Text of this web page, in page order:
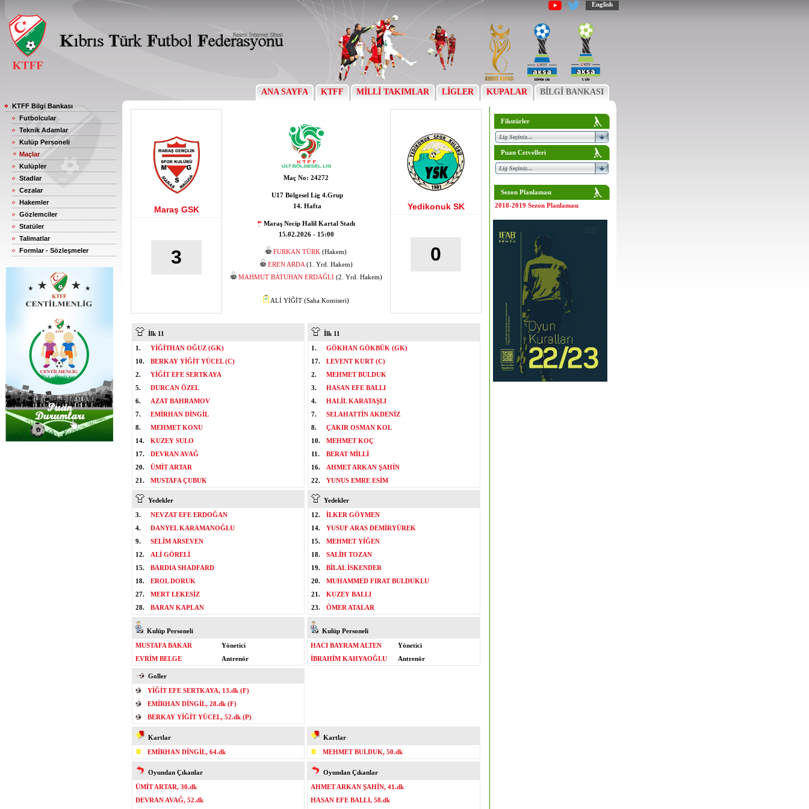
English
ANA SAYFA KTFF MİLLİ TAKIMLAR LİGLER KUPALAR BİLGİ BANKASI
KTFF Bilgi Bankası
Futbolcular
Teknik Adamlar
Kulüp Personeli
Maçlar
Kulüpler
Stadlar
Cezalar
Hakemler
Gözlemciler
Statüler
Talimatlar
Formlar - Sözleşmeler
Maraş GSK
3
Maç No: 24272
U17 Bölgesel Lig 4.Grup
14. Hafta
Maraş Necip Halil Kartal Stadı
15.02.2026 - 15:00
FURKAN TÜRK (Hakem)
EREN ARDA(1. Yrd. Hakem)
MAHMUT BATUHAN ERDAĞLI(2. Yrd. Hakem)
ALİ YİĞİT (Saha Komiseri)
Yedikonuk SK
0
İlk 11
1.
YİĞİTHAN OĞUZ (GK)
10.
BERKAY YİĞİT YÜCEL (C)
2.
YİĞİT EFE SERTKAYA
5.
DURCAN ÖZEL
6.
AZAT BAHRAMOV
7.
EMİRHAN DİNGİL
8.
MEHMET KONU
14.
KUZEY SULO
17.
DEVRAN AVAĞ
20.
ÜMİT ARTAR
21.
MUSTAFA ÇUBUK
İlk 11
1.
GÖKHAN GÖKBÜK (GK)
17.
LEVENT KURT (C)
2.
MEHMET BULDUK
3.
HASAN EFE BALLI
4.
HALİL KARATAŞLI
7.
SELAHATTİN AKDENİZ
8.
ÇAKIR OSMAN KOL
10.
MEHMET KOÇ
11.
BERAT MİLLİ
16.
AHMET ARKAN ŞAHİN
22.
YUNUS EMRE ESİM
Yedekler
3.
NEVZAT EFE ERDOĞAN
4.
DANYEL KARAMANOĞLU
9.
SELİM ARSEVEN
12.
ALİ GÖRELİ
15.
BARDIA SHADFARD
18.
EROL DORUK
27.
MERT LEKESİZ
28.
BARAN KAPLAN
Yedekler
12.
İLKER GÖYMEN
14.
YUSUF ARAS DEMİRYÜREK
15.
MEHMET YİĞEN
18.
SALİH TOZAN
19.
BİLAL İSKENDER
20.
MUHAMMED FIRAT BULDUKLU
21.
KUZEY BALLI
23.
ÖMER ATALAR
Kulüp Personeli
MUSTAFA BAKAR
Yönetici
EVRİM BELGE
Antrenör
Kulüp Personeli
HACI BAYRAM ALTEN
Yönetici
İBRAHİM KAHYAOĞLU
Antrenör
Goller
YİĞİT EFE SERTKAYA, 13.dk (F)
EMİRHAN DİNGİL, 28.dk (F)
BERKAY YİĞİT YÜCEL, 52.dk (P)
Kartlar
EMİRHAN DİNGİL, 64.dk
Kartlar
MEHMET BULDUK, 50.dk
Oyundan Çıkanlar
ÜMİT ARTAR, 30.dk
DEVRAN AVAĞ, 52.dk
Oyundan Çıkanlar
AHMET ARKAN ŞAHİN, 41.dk
HASAN EFE BALLI, 58.dk
Fikstürler
Puan Cetvelleri
Sezon Planlaması
2018-2019 Sezon Planlaması